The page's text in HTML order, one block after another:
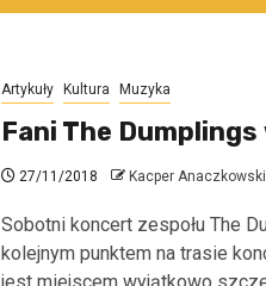
Artykuły Kultura Muzyka
Fani The Dumplings
27/11/2018 Kacper Anaczkowski
Sobotni koncert zespołu The
kolejnym punktem na trasie